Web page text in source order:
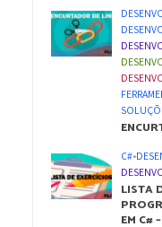
C#•
LISTA
EM C#